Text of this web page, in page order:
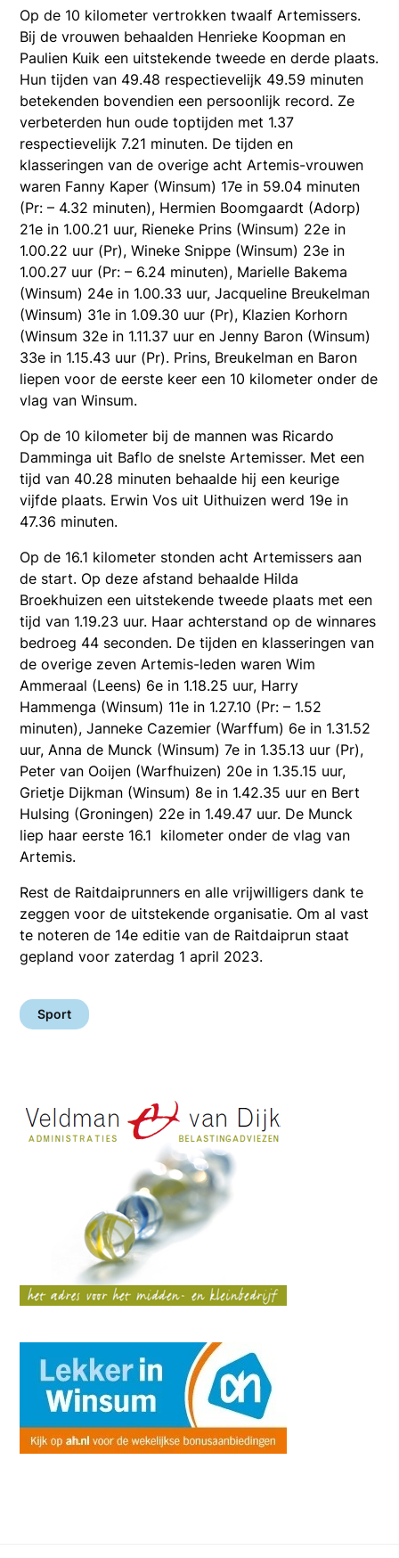
Op de 10 kilometer vertrokken twaalf Artemissers.
Bij de vrouwen behaalden Henrieke Koopman en
Paulien Kuik een uitstekende tweede en derde plaats.
Hun tijden van 49.48 respectievelijk 49.59 minuten
betekenden bovendien een persoonlijk record. Ze
verbeterden hun oude toptijden met 1.37
respectievelijk 7.21 minuten. De tijden en
klasseringen van de overige acht Artemis-vrouwen
waren Fanny Kaper (Winsum) 17e in 59.04 minuten
(Pr: – 4.32 minuten), Hermien Boomgaardt (Adorp)
21e in 1.00.21 uur, Rieneke Prins (Winsum) 22e in
1.00.22 uur (Pr), Wineke Snippe (Winsum) 23e in
1.00.27 uur (Pr: – 6.24 minuten), Marielle Bakema
(Winsum) 24e in 1.00.33 uur, Jacqueline Breukelman
(Winsum) 31e in 1.09.30 uur (Pr), Klazien Korhorn
(Winsum 32e in 1.11.37 uur en Jenny Baron (Winsum)
33e in 1.15.43 uur (Pr). Prins, Breukelman en Baron
liepen voor de eerste keer een 10 kilometer onder de
vlag van Winsum.
Op de 10 kilometer bij de mannen was Ricardo
Damminga uit Baflo de snelste Artemisser. Met een
tijd van 40.28 minuten behaalde hij een keurige
vijfde plaats. Erwin Vos uit Uithuizen werd 19e in
47.36 minuten.
Op de 16.1 kilometer stonden acht Artemissers aan
de start. Op deze afstand behaalde Hilda
Broekhuizen een uitstekende tweede plaats met een
tijd van 1.19.23 uur. Haar achterstand op de winnares
bedroeg 44 seconden. De tijden en klasseringen van
de overige zeven Artemis-leden waren Wim
Ammeraal (Leens) 6e in 1.18.25 uur, Harry
Hammenga (Winsum) 11e in 1.27.10 (Pr: – 1.52
minuten), Janneke Cazemier (Warffum) 6e in 1.31.52
uur, Anna de Munck (Winsum) 7e in 1.35.13 uur (Pr),
Peter van Ooijen (Warfhuizen) 20e in 1.35.15 uur,
Grietje Dijkman (Winsum) 8e in 1.42.35 uur en Bert
Hulsing (Groningen) 22e in 1.49.47 uur. De Munck
liep haar eerste 16.1 kilometer onder de vlag van
Artemis.
Rest de Raitdaiprunners en alle vrijwilligers dank te
zeggen voor de uitstekende organisatie. Om al vast
te noteren de 14e editie van de Raitdaiprun staat
gepland voor zaterdag 1 april 2023.
Sport